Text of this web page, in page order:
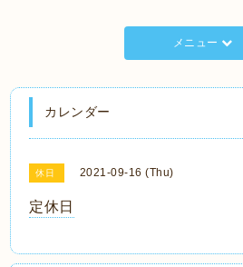
メニュー
カレンダー
休日 2021-09-16 (Thu)
定休日